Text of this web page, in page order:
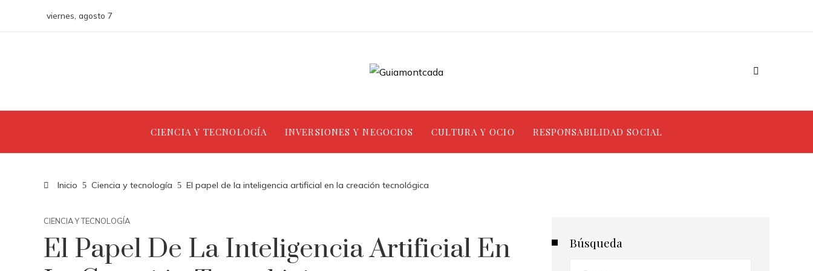
viernes, agosto 7
CIENCIA Y TECNOLOGÍA INVERSIONES Y NEGOCIOS CULTURA Y OCIO RESPONSABILIDAD SOCIAL
Inicio Ciencia y tecnología El papel de la inteligencia artificial en la creación tecnológica
CIENCIA Y TECNOLOGÍA
El Papel De La Inteligencia Artificial En
Búsqueda